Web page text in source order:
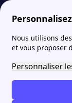
Nous utilisons
et vous proposer
Personnaliser
papernest
Durée